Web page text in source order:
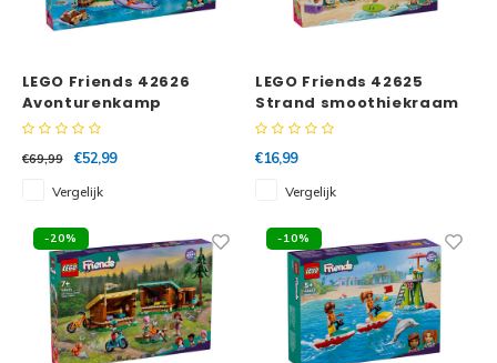
Star Wars
Super Heroes
Super Mario
Technic
Trolls
LEGO Friends 42626
Avonturenkamp
watersporten
€69,99
€52,99
Vergelijk
LEGO Friends 42625
Strand smoothiekraam
€16,99
Vergelijk
-20% -10%